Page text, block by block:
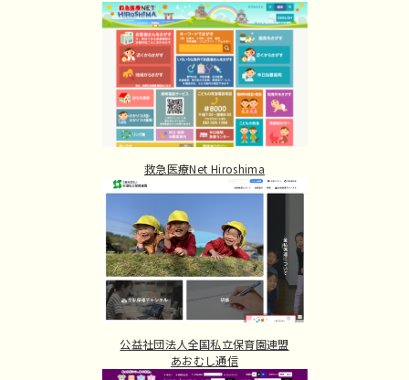
救急医療Net Hiroshima
公益社団法人全国私立保育園連盟
あおむし通信